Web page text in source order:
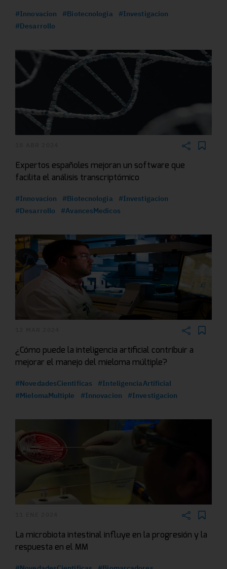
#Innovacion #Biotecnologia
#Investigacion
#Desarrollo
Expertos españoles mejoran un software que
facilita el análisis transcriptómico
#Innovacion #Biotecnologia
#Investigacion
#Desarrollo
#AvancesMedicos
¿Cómo puede la inteligencia artificial contribuir a
mejorar el manejo del mieloma múltiple?
#NovedadesCientificas
#InteligenciaArtificial
#MielomaMultiple
#Innovacion #Investigacion
La microbiota intestinal influye en la progresión y la
respuesta en el MM